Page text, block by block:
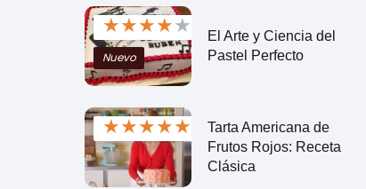
★★★★★
Nuevo
El Arte y Ciencia del
Pastel Perfecto
★★★★★
Tarta Americana de
Frutos Rojos: Receta
Clásica